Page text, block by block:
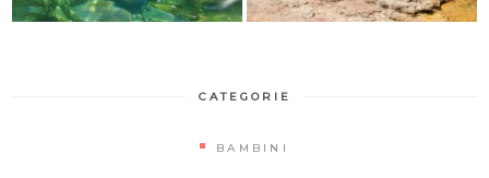
CATEGORIE
BAMBINI